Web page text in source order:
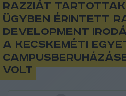
Razziát tartottak
ügyben érintett
Development
a kecskeméti
volt